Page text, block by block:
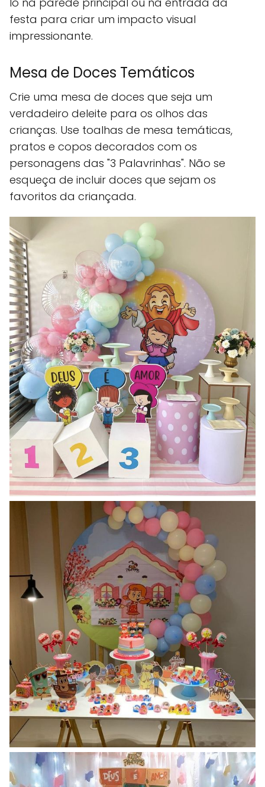
festa para criar um impacto visual
impressionante.
Mesa de Doces Temáticos
Crie uma mesa de doces que seja um
verdadeiro deleite para os olhos das
crianças. Use toalhas de mesa temáticas,
pratos e copos decorados com os
personagens das "3 Palavrinhas". Não se
esqueça de incluir doces que sejam os
favoritos da criançada.